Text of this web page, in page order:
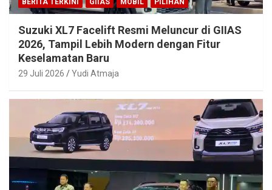
Suzuki XL7 Facelift Resmi Meluncur di GIIAS
2026, Tampil Lebih Modern dengan Fitur
Keselamatan Baru
29 Juli 2026 Yudi Atmaja